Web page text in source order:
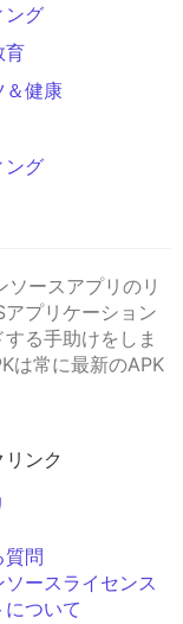
ング
育
＆健康
ング
ースアプリのリ
プリケーション
る手助けをしま
は常に最新のAPK
ンク
質問
ソースライセンス
ついて